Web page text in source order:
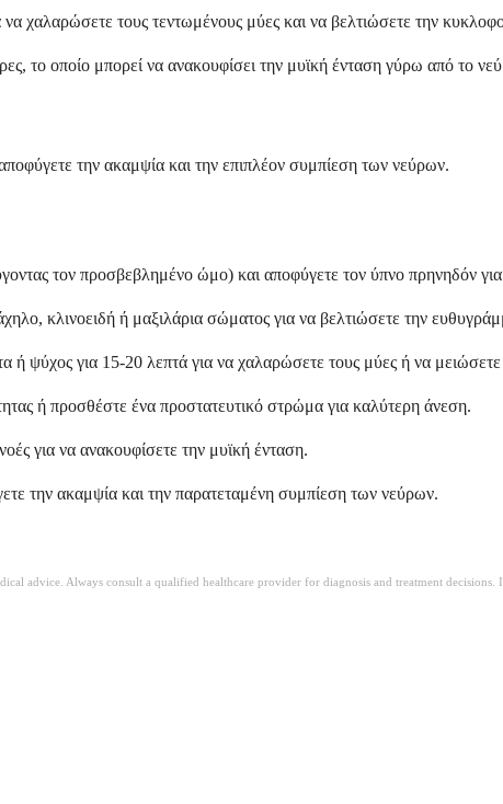
να χαλαρώσετε τους τεντωμένους μύες και να βελτιώσετε την
το οποίο μπορεί να ανακουφίσει την μυϊκή ένταση γύρω από το
την ακαμψία και την επιπλέον συμπίεση των νεύρων.
τον προσβεβλημένο ώμο) και αποφύγετε τον ύπνο πρηνηδόν
κλινοειδή ή μαξιλάρια σώματος για να βελτιώσετε την
ή ψύχος για 15-20 λεπτά για να χαλαρώσετε τους μύες ή να
ή προσθέστε ένα προστατευτικό στρώμα για καλύτερη άνεση.
για να ανακουφίσετε την μυϊκή ένταση.
την ακαμψία και την παρατεταμένη συμπίεση των νεύρων.
advice. Always consult a qualified healthcare provider for diagnosis and treatment